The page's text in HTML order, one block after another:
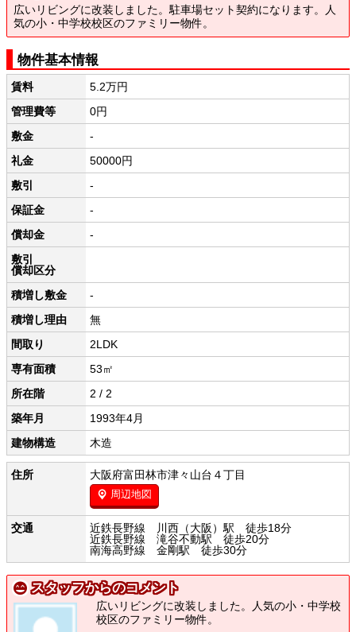
広いリビングに改装しました。駐車場セット契約になります。人
気の小・中学校校区のファミリー物件。
物件基本情報
賃料
5.2万円
管理費等
0円
敷金
-
礼金
50000円
敷引
-
保証金
-
償却金
-
敷引
償却区分
積増し敷金
-
積増し理由
無
間取り
2LDK
専有面積
53㎡
所在階
2 / 2
築年月
1993年4月
建物構造
木造
住所 大阪府富田林市津々山台４丁目
周辺地図
交通
近鉄長野線 川西（大阪）駅 徒歩18分
近鉄長野線 滝谷不動駅 徒歩20分
南海高野線 金剛駅 徒歩30分
スタッフからのコメント
広いリビングに改装しました。人気の小・中学校
校区のファミリー物件。